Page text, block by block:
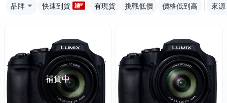
品牌 快速到貨 有現貨 挑戰低價 價格低到高 來源
補貨中